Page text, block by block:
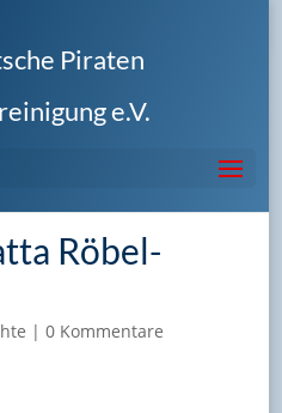
Piraten
e.V.
Röbel-
| 0 Kommentare